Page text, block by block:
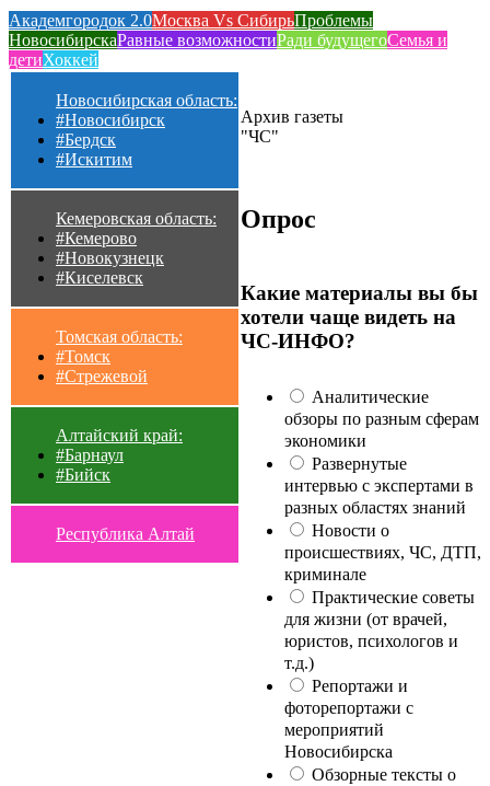
Академгородок 2.0Москва Vs СибирьПроблемы
НовосибирскаРавные возможностиРади будущегоСемья и
детиХоккей
Новосибирская область:
#Новосибирск
#Бердск
#Искитим
Кемеровская область:
#Кемерово
#Новокузнецк
#Киселевск
Томская область:
#Томск
#Стрежевой
Алтайский край:
#Барнаул
#Бийск
Республика Алтай
Архив газеты
"ЧС"
Опрос
Какие материалы вы бы
хотели чаще видеть на
ЧС-ИНФО?
Аналитические
обзоры по разным сферам
экономики
Развернутые
интервью с экспертами в
разных областях знаний
Новости о
происшествиях, ЧС, ДТП,
криминале
Практические советы
для жизни (от врачей,
юристов, психологов и
т.д.)
Репортажи и
фоторепортажи с
мероприятий
Новосибирска
Обзорные тексты о